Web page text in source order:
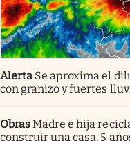
Alerta Se aproxima el
con granizo y fuertes
ObrasMadre e hija
construir una casa. 5